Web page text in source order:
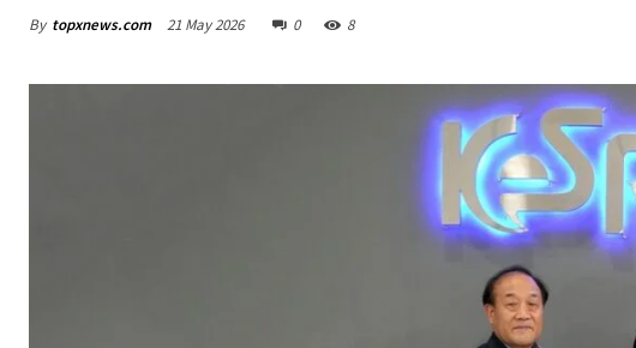
By topxnews.com 21 May 2026 0 8